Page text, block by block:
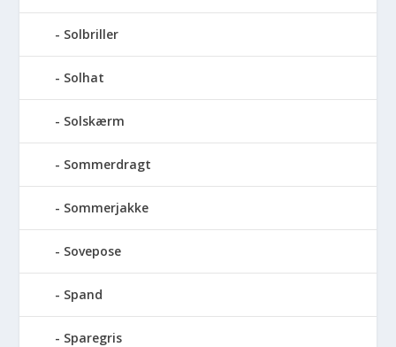
Solbriller
Solhat
Solskærm
Sommerdragt
Sommerjakke
Sovepose
Spand
Sparegris